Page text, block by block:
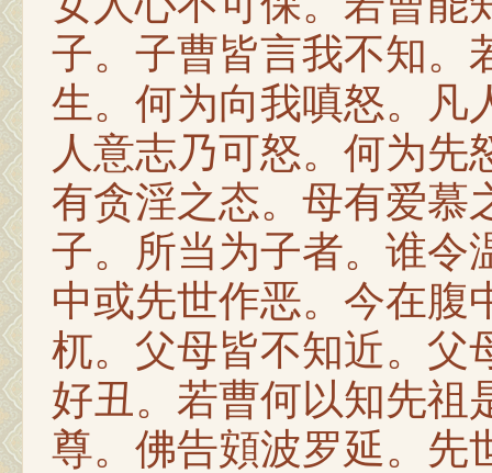
子。子曹皆言我不知。
生。何为向我嗔怒。凡
人意志乃可怒。何为先
有贪淫之态。母有爱慕
子。所当为子者。谁令
中或先世作恶。今在腹
杌。父母皆不知近。父
好丑。若曹何以知先祖
尊。佛告頞波罗延。先